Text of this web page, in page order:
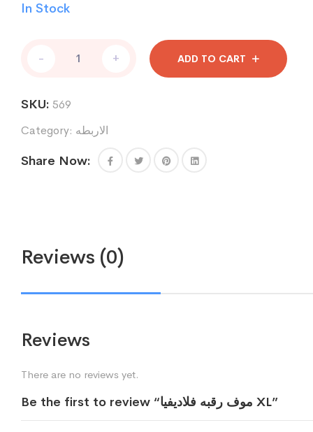
In Stock
quantity
- + ADD TO CART
SKU: 569
Category: الاربطه
Share Now:
Reviews (0)
Reviews
There are no reviews yet.
Be the first to review “موف رقبه فلاديفيا XL”